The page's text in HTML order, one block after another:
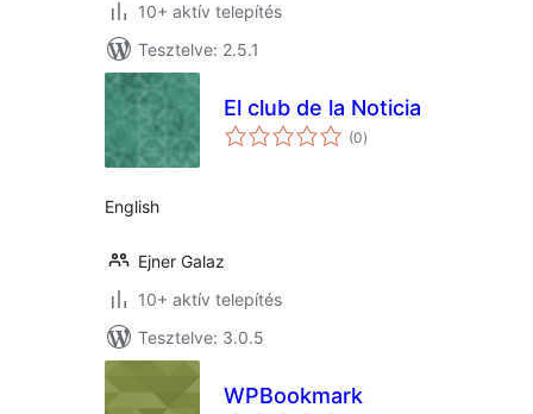
10+ aktív telepítés
Tesztelve: 2.5.1
El club de la Noticia
(0értékelés
összesen
)
English
Ejner Galaz
10+ aktív telepítés
Tesztelve: 3.0.5
WPBookmark